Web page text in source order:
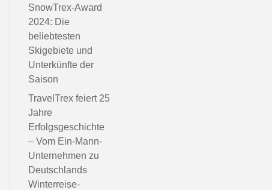
SnowTrex-Award
2024: Die
beliebtesten
Skigebiete und
Unterkünfte der
Saison
TravelTrex feiert 25
Jahre
Erfolgsgeschichte
– Vom Ein-Mann-
Unternehmen zu
Deutschlands
Winterreise-